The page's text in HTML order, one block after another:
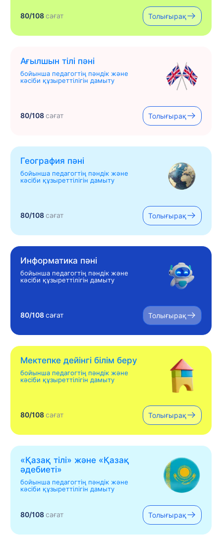
80/108сағат Толығырақ
Ағылшын тілі пәні
бойынша педагогтің пәндік және
кәсіби құзыреттілігін дамыту
80/108сағат Толығырақ
География пәні
бойынша педагогтің пәндік және
кәсіби құзыреттілігін дамыту
80/108сағат Толығырақ
Информатика пәні
бойынша педагогтің пәндік және
кәсіби құзыреттілігін дамыту
80/108сағат Толығырақ
Мектепке дейінгі білім беру
бойынша педагогтің пәндік және
кәсіби құзыреттілігін дамыту
80/108сағат Толығырақ
«Қазақ тілі» жəне «Қазақ
əдебиеті»
бойынша педагогтің пәндік және
кәсіби құзыреттілігін дамыту
80/108сағат Толығырақ